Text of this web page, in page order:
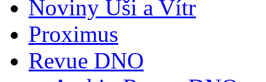
Noviny Uši a Vítr
Proximus
Revue DNO